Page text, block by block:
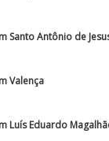
Santo Antônio de
Valença
Luís Eduardo